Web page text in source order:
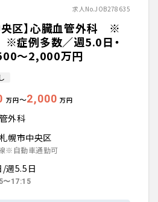
求人No.JOB278635
央区】心臓血管外科 ※
症例多数／週5.0日・
〜2,000万円
万円〜2,000 万円
外科
幌市中央区
※自動車通勤可
/週5.5日
〜17:15